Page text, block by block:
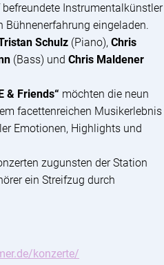
Instrumentalkünstler
eingeladen.
Schulz (Piano), Chris
(Bass) und Chris Maldener
& Friends“ möchten die neun
facettenreichen Musikerlebnis
Emotionen, Highlights und
zugunsten der Station
ein Streifzug durch
konzerte/